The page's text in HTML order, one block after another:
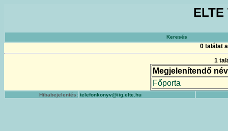
Keresés
0 találat
1
Megjelenítendő név
Főporta
Hibabejelentés: telefonkonyv@iig.elte.hu